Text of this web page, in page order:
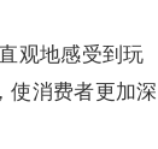
观地感受到玩
使消费者更加深